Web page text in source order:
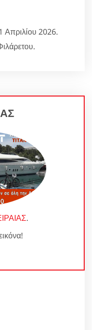
Απριλίου 2026.
.